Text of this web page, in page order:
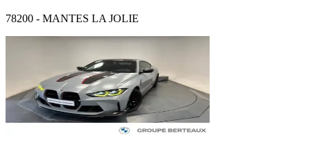
78200 - MANTES LA JOLIE